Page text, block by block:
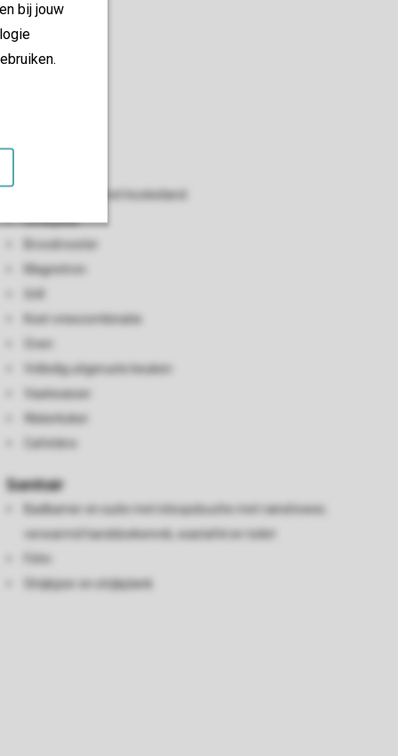
bij jouw
Open keuken met kookeiland
Ontbijtbar
Broodrooster
Magnetron
Koel-vriescombinatie
Oven
Volledig uitgeruste keuken
Vaatwasser
Waterkoker
Sanitair
Badkamer en suite met inloopdouche met rainshower,
verwarmd handdoekenrek, wastafel en toilet
Strijkijzer en strijkplank